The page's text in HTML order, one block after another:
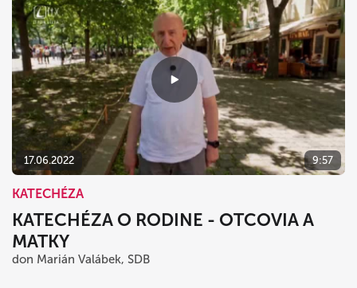
17.06.2022 9:57
KATECHÉZA
KATECHÉZA O RODINE - OTCOVIA A
MATKY
don Marián Valábek, SDB